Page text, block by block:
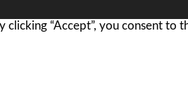
“Accept”, you consent to